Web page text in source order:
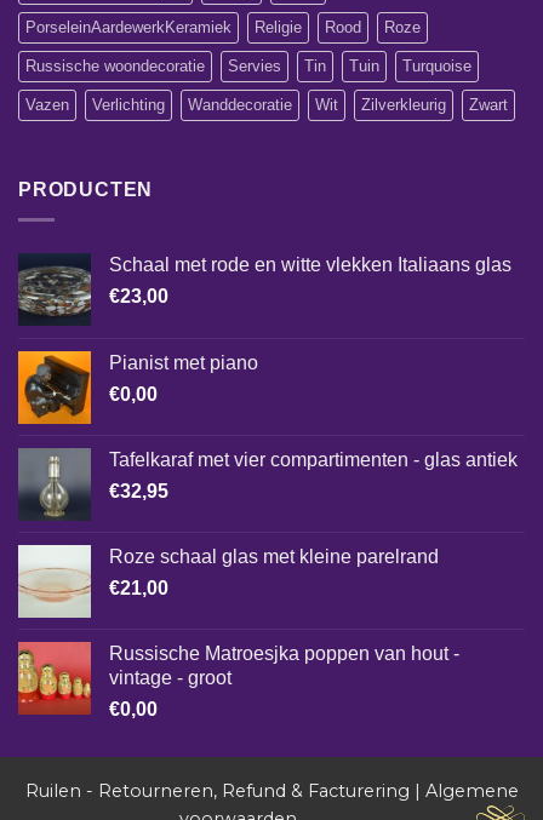
PorseleinAardewerkKeramiek Religie Rood Roze
Russische woondecoratie Servies Tin Tuin Turquoise
Vazen Verlichting Wanddecoratie Wit Zilverkleurig Zwart
PRODUCTEN
Schaal met rode en witte vlekken Italiaans glas
€23,00
Pianist met piano
€0,00
Tafelkaraf met vier compartimenten - glas antiek
€32,95
Roze schaal glas met kleine parelrand
€21,00
Russische Matroesjka poppen van hout -
vintage - groot
€0,00
Ruilen - Retourneren, Refund & Facturering
Algemene